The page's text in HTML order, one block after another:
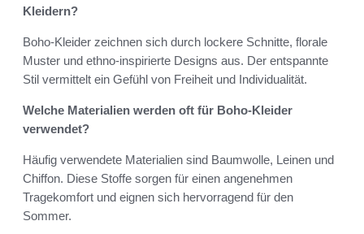
Kleidern?
Boho-Kleider zeichnen sich durch lockere Schnitte, florale
Muster und ethno-inspirierte Designs aus. Der entspannte
Stil vermittelt ein Gefühl von Freiheit und Individualität.
Welche Materialien werden oft für Boho-Kleider
verwendet?
Häufig verwendete Materialien sind Baumwolle, Leinen und
Chiffon. Diese Stoffe sorgen für einen angenehmen
Tragekomfort und eignen sich hervorragend für den
Sommer.